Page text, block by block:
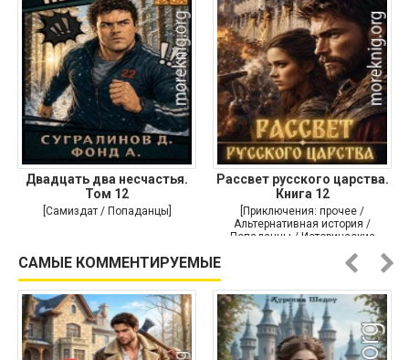
Двадцать два несчастья.
Том 12
[Самиздат / Попаданцы]
Рассвет русского царства.
Книга 12
[Приключения: прочее /
Альтернативная история /
Попаданцы / Исторические
САМЫЕ КОММЕНТИРУЕМЫЕ